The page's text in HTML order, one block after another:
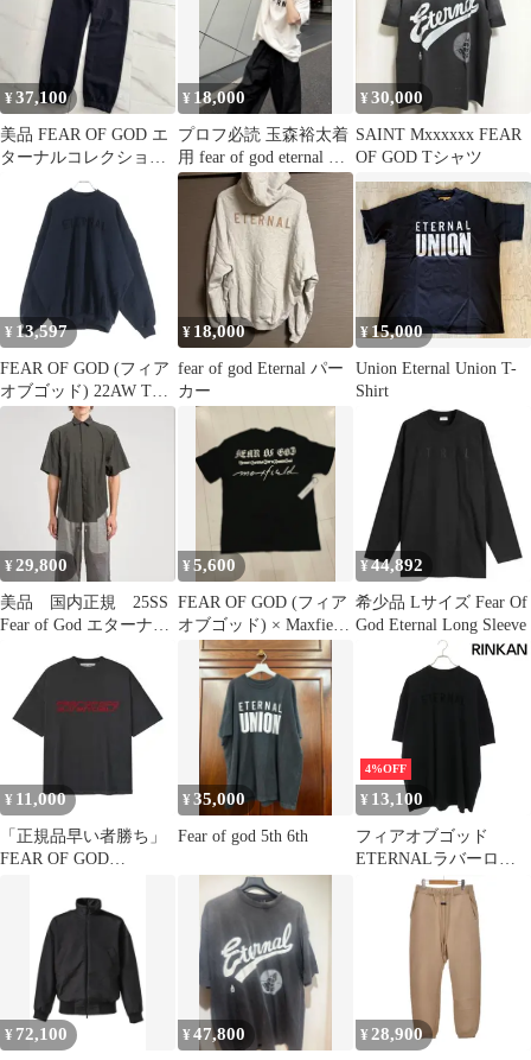
¥37,100
美品 FEAR OF GOD エ
ターナルコレクション
ブラック スウェットパ
¥ 18,000
プロフ必読 玉森裕太着
用 fear of god eternal T
シャツ
¥30,000
SAINT Mxxxxxx FEAR
OF GOD Tシャツ
¥ 13,597
FEAR OF GOD (フィア
オブゴッド) 22AW THE
ETERNAL
COLLECTION
ETERNAL FLEECE エ
ターナル フリース フロ
ントラバーロゴプリン
ト クルーネック スウェ
ット プルオーバートレ
ーナー
¥ 18,000
fear of god Eternal パー
カー
¥ 15,000
Union Eternal Union T-
Shirt
¥29,800
美品 国内正規 25SS
Fear of God エターナル
¥5,600
FEAR OF GOD (フィア
オブゴッド) × Maxfield
L サイズ
¥ 44,892
希少品 Lサイズ Fear Of
God Eternal Long Sleeve
¥ 11,000
「正規品早い者勝ち」
FEAR OF GOD
¥35,000
Fear of god 5th 6th
4%OFF
¥ 13,100
フィアオブゴッド
ETERNALラバーロゴT
シャツ メンズ L
¥ 72,100 ¥47,800 ¥ 28,900